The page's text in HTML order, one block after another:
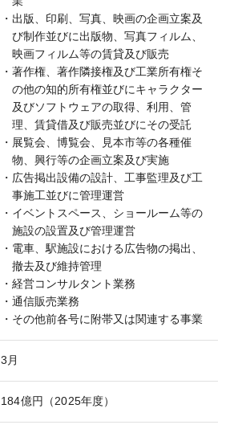
出版、印刷、写真、映画の企画立案及
び制作並びに出版物、写真フィルム、
映画フィルム等の賃貸及び販売
著作権、著作隣接権及び工業所有権そ
の他の知的所有権並びにキャラクター
及びソフトウェアの取得、利用、管
理、賃貸借及び販売並びにその受託
展覧会、博覧会、見本市等の各種催
物、興行等の企画立案及び実施
広告掲出設備の設計、工事監理及び工
事施工並びに管理運営
イベントスペース、ショールーム等の
施設の設置及び管理運営
電車、駅施設における広告物の掲出、
撤去及び維持管理
経営コンサルタント業務
通信販売業務
その他前各号に附帯又は関連する事業
3月
184億円（2025年度）